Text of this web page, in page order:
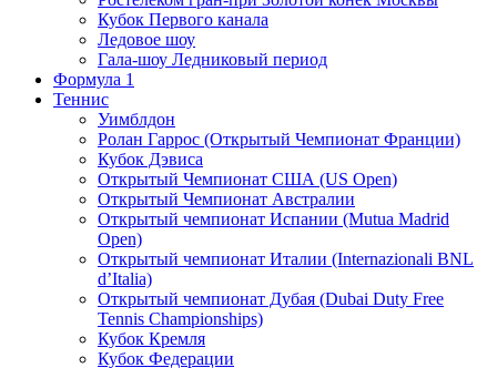
Кубок Первого канала
Ледовое шоу
Гала-шоу Ледниковый период
Формула 1
Теннис
Уимблдон
Ролан Гаррос (Открытый Чемпионат Франции)
Кубок Дэвиса
Открытый Чемпионат США (US Open)
Открытый Чемпионат Австралии
Открытый чемпионат Испании (Mutua Madrid
Open)
Открытый чемпионат Италии (Internazionali BNL
d’Italia)
Открытый чемпионат Дубая (Dubai Duty Free
Tennis Championships)
Кубок Кремля
Кубок Федерации